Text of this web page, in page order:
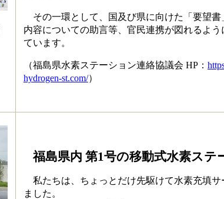
その一環として、国及び県に向けた「要望書
内容についての助言等、官民連携が図れるよう
ています。
（福島県水素ステーション連絡協議会 HP：
hydrogen-st.com/）
福島県内 第1号の移動式水素ステ
私たちは、ちょっとだけ先駆けて水素充填サ
ました。